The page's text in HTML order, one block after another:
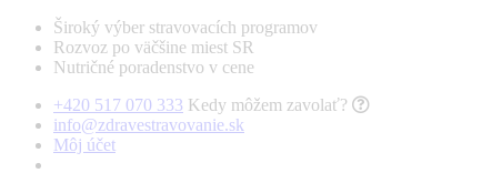
Široký výber stravovacích programov
Rozvoz po väčšine miest SR
Nutričné poradenstvo v cene
+420 517 070 333 Kedy môžem zavolať?
info@zdravestravovanie.sk
Môj účet